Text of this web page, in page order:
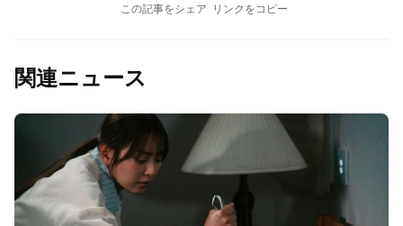
この記事をシェア リンクをコピー
関連ニュース